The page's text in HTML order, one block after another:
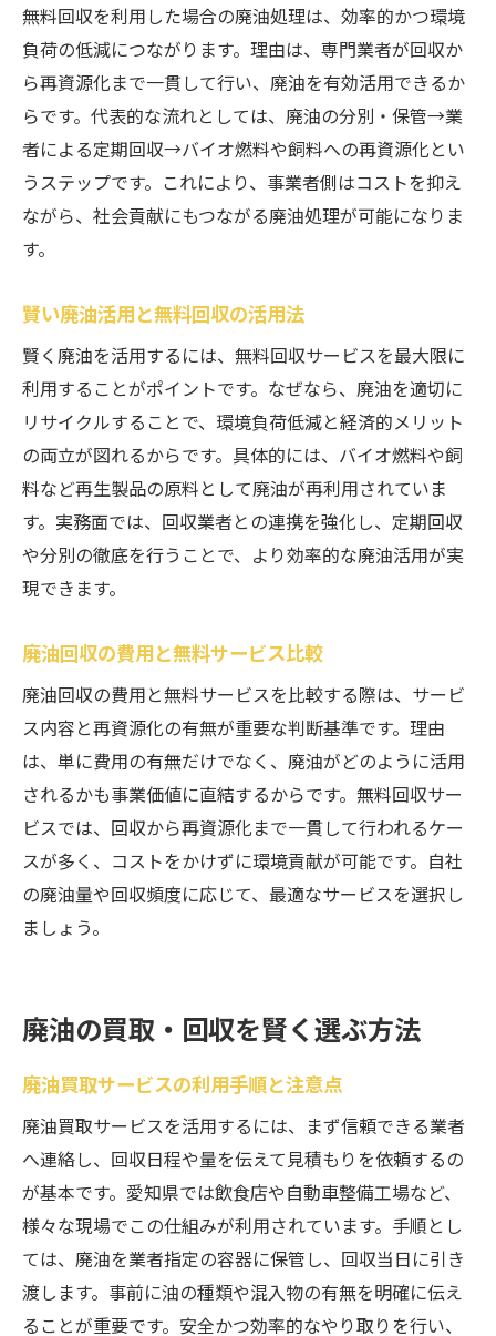
無料回収を利用した場合の廃油処理は、効率的かつ環境
負荷の低減につながります。理由は、専門業者が回収か
ら再資源化まで一貫して行い、廃油を有効活用できるか
らです。代表的な流れとしては、廃油の分別・保管→業
者による定期回収→バイオ燃料や飼料への再資源化とい
うステップです。これにより、事業者側はコストを抑え
ながら、社会貢献にもつながる廃油処理が可能になりま
す。
賢い廃油活用と無料回収の活用法
賢く廃油を活用するには、無料回収サービスを最大限に
利用することがポイントです。なぜなら、廃油を適切に
リサイクルすることで、環境負荷低減と経済的メリット
の両立が図れるからです。具体的には、バイオ燃料や飼
料など再生製品の原料として廃油が再利用されていま
す。実務面では、回収業者との連携を強化し、定期回収
や分別の徹底を行うことで、より効率的な廃油活用が実
現できます。
廃油回収の費用と無料サービス比較
廃油回収の費用と無料サービスを比較する際は、サービ
ス内容と再資源化の有無が重要な判断基準です。理由
は、単に費用の有無だけでなく、廃油がどのように活用
されるかも事業価値に直結するからです。無料回収サー
ビスでは、回収から再資源化まで一貫して行われるケー
スが多く、コストをかけずに環境貢献が可能です。自社
の廃油量や回収頻度に応じて、最適なサービスを選択し
ましょう。
廃油の買取・回収を賢く選ぶ方法
廃油買取サービスの利用手順と注意点
廃油買取サービスを活用するには、まず信頼できる業者
へ連絡し、回収日程や量を伝えて見積もりを依頼するの
が基本です。愛知県では飲食店や自動車整備工場など、
様々な現場でこの仕組みが利用されています。手順とし
ては、廃油を業者指定の容器に保管し、回収当日に引き
渡します。事前に油の種類や混入物の有無を明確に伝え
ることが重要です。安全かつ効率的なやり取りを行い、